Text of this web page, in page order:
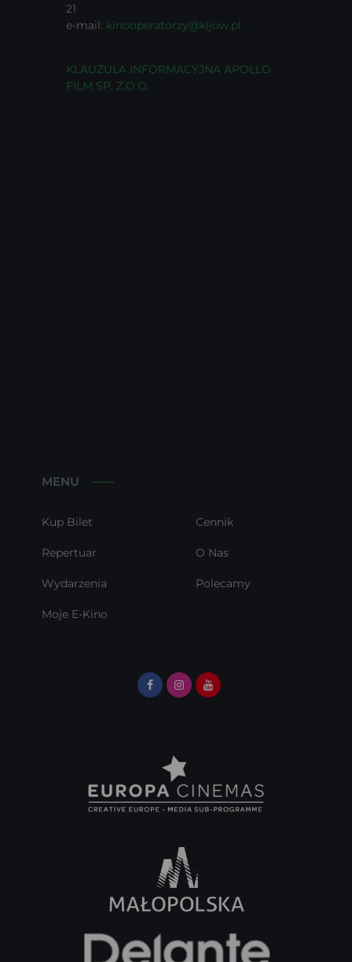
21
e-mail: kinooperatorzy@kijow.pl
KLAUZULA INFORMACYJNA APOLLO
FILM SP. Z.O.O.
MENU
Kup Bilet Cennik
Repertuar O Nas
Wydarzenia Polecamy
Moje E-Kino